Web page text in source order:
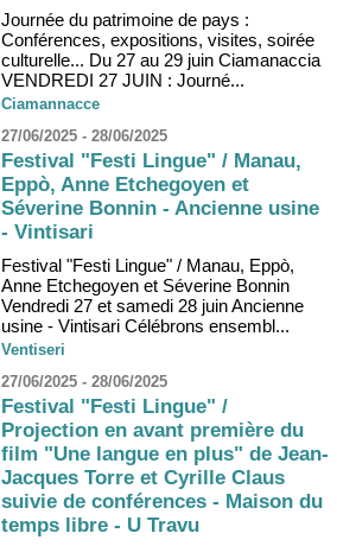
Journée du patrimoine de pays :
Conférences, expositions, visites, soirée
culturelle... Du 27 au 29 juin Ciamanaccia
VENDREDI 27 JUIN : Journé...
Ciamannacce
27/06/2025 - 28/06/2025
Festival "Festi Lingue" / Manau,
Eppò, Anne Etchegoyen et
Séverine Bonnin - Ancienne usine
- Vintisari
Festival "Festi Lingue" / Manau, Eppò,
Anne Etchegoyen et Séverine Bonnin
Vendredi 27 et samedi 28 juin Ancienne
usine - Vintisari Célébrons ensembl...
Ventiseri
27/06/2025 - 28/06/2025
Festival "Festi Lingue" /
Projection en avant première du
film "Une langue en plus" de Jean-
Jacques Torre et Cyrille Claus
suivie de conférences - Maison du
temps libre - U Travu